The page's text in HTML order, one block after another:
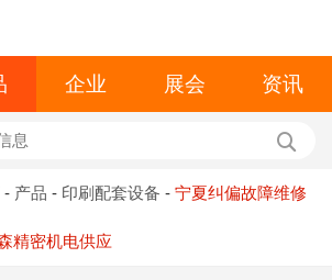
企业 展会 资讯
- 产品 - 印刷配套设备 -宁夏纠偏故障维修
精密机电供应